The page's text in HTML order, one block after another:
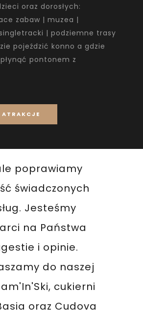
oraz dorosłych:
zabaw | muzea |
| podziemne trasy
pojeździć konno a gdzie
pontonem z
ATRAKCJE
poprawiamy
świadczonych
Jesteśmy
na Państwa
i opinie.
do naszej
cukierni
oraz Cudova